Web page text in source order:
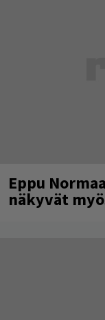
Eppu
näkyvät